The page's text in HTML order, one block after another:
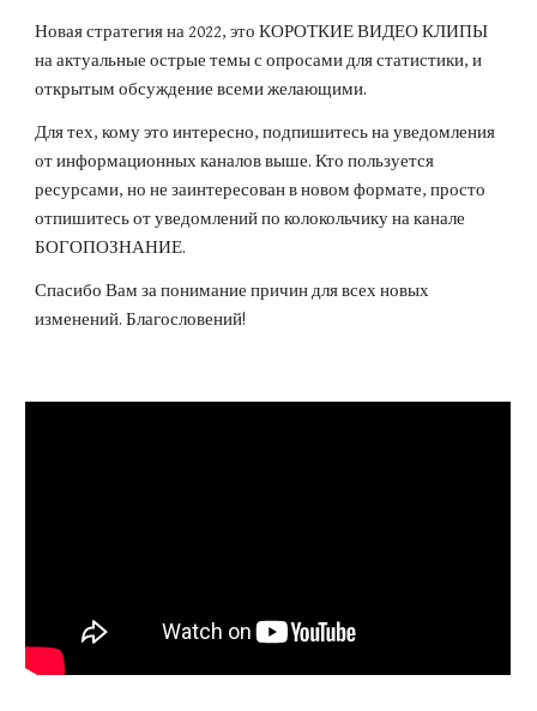
Новая стратегия на 2022, это КОРОТКИЕ ВИДЕО КЛИПЫ
на актуальные острые темы с опросами для статистики, и
открытым обсуждение всеми желающими.
Для тех, кому это интересно, подпишитесь на уведомления
от информационных каналов выше. Кто пользуется
ресурсами, но не заинтересован в новом формате, просто
отпишитесь от уведомлений по колокольчику на канале
БОГОПОЗНАНИЕ.
Спасибо Вам за понимание причин для всех новых
изменений. Благословений!